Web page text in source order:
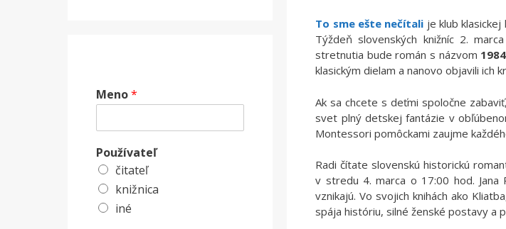
To sme ešte nečítali je klub
Týždeň slovenských knižníc 2.
stretnutia bude román s názvom 1984
klasickým dielam a nanovo objavili ich
Ak sa chcete s deťmi spoločne
svet plný detskej fantázie v
Montessori pomôckami zaujme
Radi čítate slovenskú historickú
v stredu 4. marca o 17:00 hod.
vznikajú. Vo svojich knihách ako
spája históriu, silné ženské postavy a
Meno*
Používateľ
čitateľ
knižnica
iné